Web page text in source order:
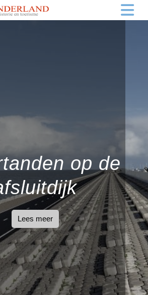
op de
Lees meer